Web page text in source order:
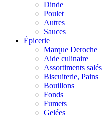
Dinde
Poulet
Autres
Sauces
Épicerie
Marque Deroche
Aide culinaire
Assortiments salés
Biscuiterie, Pains
Bouillons
Fonds
Fumets
Gelées